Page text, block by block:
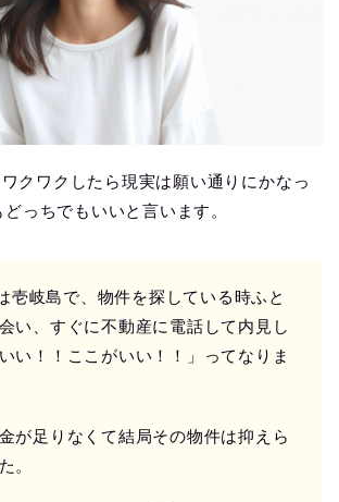
クワクしたら現実は願い通りにかなっ
っちでもいいと言います。
壱岐島で、物件を探している時ふと
い、すぐに不動産に電話して内見し
い！！ここがいい！！」ってなりま
が足りなくて結局その物件は抑えら
。